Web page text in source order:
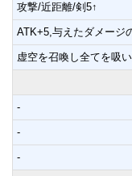
攻撃/近距離/剣5↑
ATK+5,与えたダメージ
虚空を召喚し全てを吸い
-
-
-